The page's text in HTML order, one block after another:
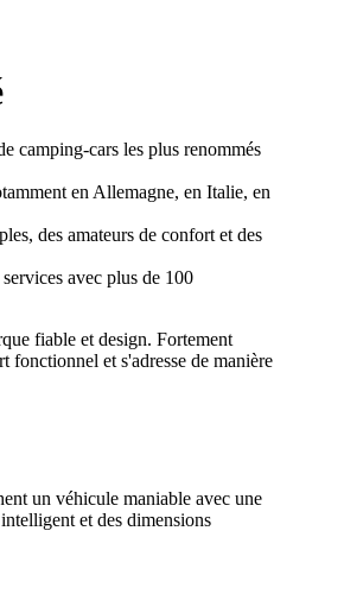
camping-cars les plus renommés
en Allemagne, en Italie, en
des amateurs de confort et des
avec plus de 100
fiable et design. Fortement
fonctionnel et s'adresse de manière
un véhicule maniable avec une
et des dimensions